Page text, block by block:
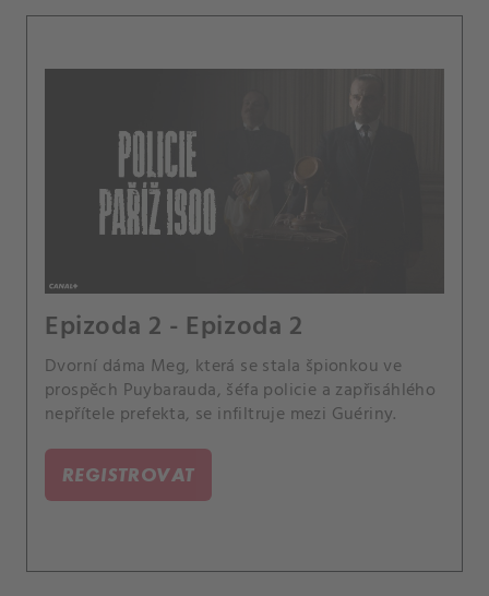
Epizoda 2 - Epizoda 2
Dvorní dáma Meg, která se stala špionkou ve
prospěch Puybarauda, šéfa policie a zapřisáhlého
nepřítele prefekta, se infiltruje mezi Guériny.
REGISTROVAT